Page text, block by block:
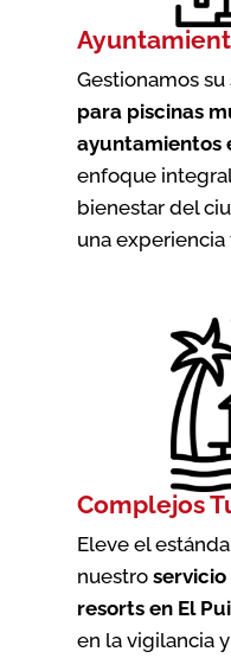
Gestionamos su
para piscinas
ayuntamientos
enfoque
bienestar del
una experiencia
Complejos
Eleve el
nuestro
resorts en El
en la vigilancia